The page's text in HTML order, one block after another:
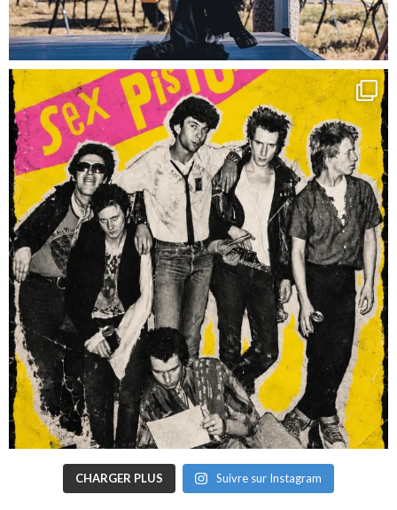
CHARGER PLUS Suivre sur Instagram